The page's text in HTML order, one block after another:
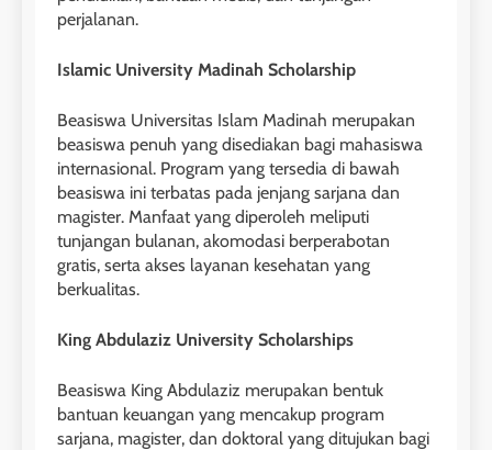
perjalanan.
Islamic University Madinah Scholarship
Beasiswa Universitas Islam Madinah merupakan
beasiswa penuh yang disediakan bagi mahasiswa
internasional. Program yang tersedia di bawah
beasiswa ini terbatas pada jenjang sarjana dan
magister. Manfaat yang diperoleh meliputi
tunjangan bulanan, akomodasi berperabotan
gratis, serta akses layanan kesehatan yang
berkualitas.
King Abdulaziz University Scholarships
Beasiswa King Abdulaziz merupakan bentuk
bantuan keuangan yang mencakup program
sarjana, magister, dan doktoral yang ditujukan bagi